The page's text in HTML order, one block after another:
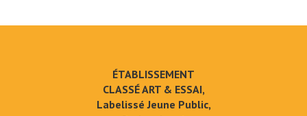
ÉTABLISSEMENT
CLASSÉ ART & ESSAI,
Labelissé Jeune Public,